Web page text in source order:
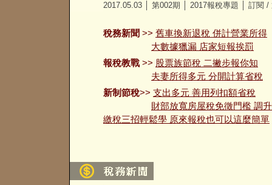
2017.05.03 │ 第002期 │ 2017報稅專題 訂閱 /
稅務新聞 >> 舊車換新退稅 併計營業所得
大數據獵漏 店家短報挨罰
報稅教戰 >> 股票族節稅 二撇步報你知
夫妻所得多元 分開計算省稅
新制節稅>> 支出多元 善用列扣額省稅
財部放寬房屋稅免徵門檻 調
繳稅三招輕鬆學 原來報稅也可以這麼簡單